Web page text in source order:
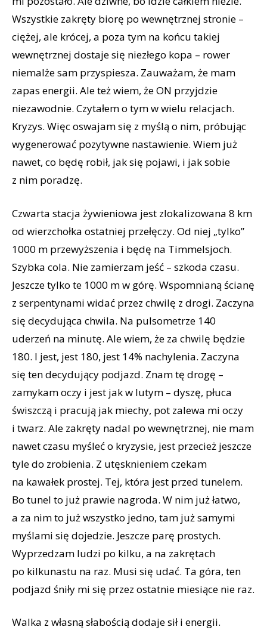
Wszystkie zakręty biorę po wewnętrznej stronie –
ciężej, ale krócej, a poza tym na końcu takiej
wewnętrznej dostaje się niezłego kopa – rower
niemalże sam przyspiesza. Zauważam, że mam
zapas energii. Ale też wiem, że ON przyjdzie
niezawodnie. Czytałem o tym w wielu relacjach.
Kryzys. Więc oswajam się z myślą o nim, próbując
wygenerować pozytywne nastawienie. Wiem już
nawet, co będę robił, jak się pojawi, i jak sobie
z nim poradzę.
Czwarta stacja żywieniowa jest zlokalizowana 8 km
od wierzchołka ostatniej przełęczy. Od niej „tylko”
1000 m przewyższenia i będę na Timmelsjoch.
Szybka cola. Nie zamierzam jeść – szkoda czasu.
Jeszcze tylko te 1000 m w górę. Wspomnianą ścianę
z serpentynami widać przez chwilę z drogi. Zaczyna
się decydująca chwila. Na pulsometrze 140
uderzeń na minutę. Ale wiem, że za chwilę będzie
180. I jest, jest 180, jest 14% nachylenia. Zaczyna
się ten decydujący podjazd. Znam tę drogę –
zamykam oczy i jest jak w lutym – dyszę, płuca
świszczą i pracują jak miechy, pot zalewa mi oczy
i twarz. Ale zakręty nadal po wewnętrznej, nie mam
nawet czasu myśleć o kryzysie, jest przecież jeszcze
tyle do zrobienia. Z utęsknieniem czekam
na kawałek prostej. Tej, która jest przed tunelem.
Bo tunel to już prawie nagroda. W nim już łatwo,
a za nim to już wszystko jedno, tam już samymi
myślami się dojedzie. Jeszcze parę prostych.
Wyprzedzam ludzi po kilku, a na zakrętach
po kilkunastu na raz. Musi się udać. Ta góra, ten
podjazd śniły mi się przez ostatnie miesiące nie raz.
Walka z własną słabością dodaje sił i energii.